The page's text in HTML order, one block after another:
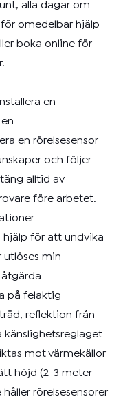
alla dagar om
omedelbar hjälp
boka online för
en
en rörelsesensor
och följer
alltid av
före arbetet.
hjälp för att undvika
utlöses min
åtgärda
på felaktig
reflektion från
känslighetsreglaget
mot värmekällor
höjd (2-3 meter
håller rörelsesensorer